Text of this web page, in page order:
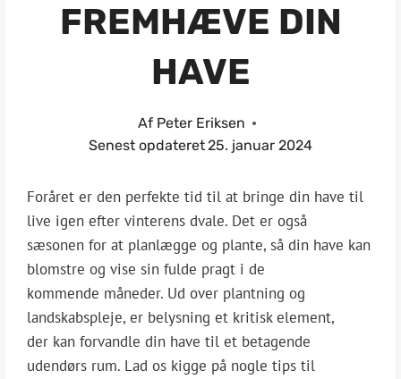
FREMHÆVE DIN
HAVE
Af Peter Eriksen
Senest opdateret25. januar 2024
Foråret er den perfekte tid til at bringe din have til
live igen efter vinterens dvale. Det er også
sæsonen for at planlægge og plante, så din have kan
blomstre og vise sin fulde pragt i de
kommende måneder. Ud over plantning og
landskabspleje, er belysning et kritisk element,
der kan forvandle din have til et betagende
udendørs rum. Lad os kigge på nogle tips til